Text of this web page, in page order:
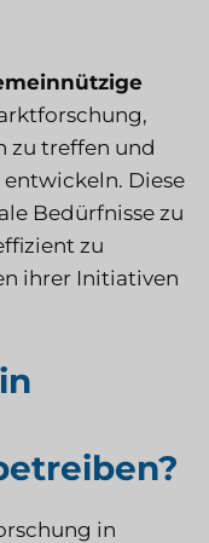
zu treffen und
Diese
Bedürfnisse zu
zu
ihrer Initiativen
in